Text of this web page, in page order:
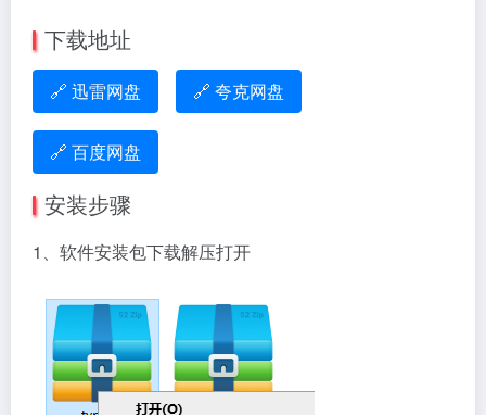
下载地址
🔗 迅雷网盘 🔗 夸克网盘
🔗 百度网盘
安装步骤
1、软件安装包下载解压打开